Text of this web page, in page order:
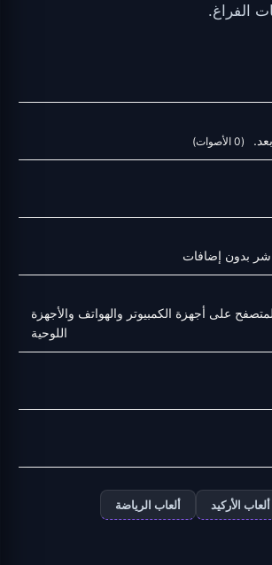
الفراغ.
(0 الأصوات)
على أجهزة الكمبيوتر والهواتف والأجهزة
اللوحية
ألعاب الأركيد ألعاب الرياضة